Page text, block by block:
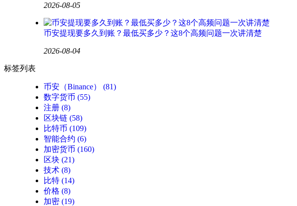
2026-08-05
币安提现要多久到账？最低买多少？这8个高频问题一次讲清楚
2026-08-04
标签列表
币安（Binance）
(81)
数字货币 (55)
注册 (8)
区块链 (58)
比特币 (109)
智能合约 (6)
加密货币 (160)
区块 (21)
技术 (8)
比特 (14)
价格 (8)
加密 (19)